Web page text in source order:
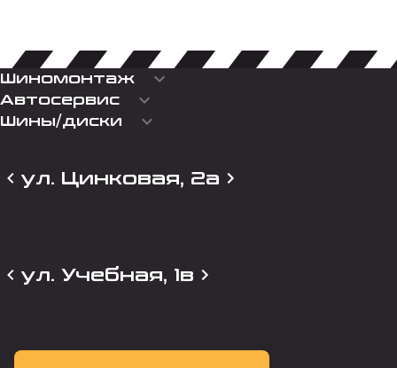
Шиномонтаж keyboard_arrow_down
Автосервис keyboard_arrow_down
Шины/диски keyboard_arrow_down
ул. Цинковая, 2а
ул. Учебная, 1в